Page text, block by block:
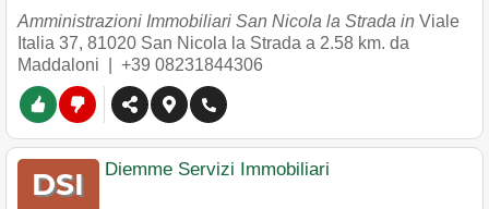
Amministrazioni Immobiliari San Nicola la Strada in Viale
Italia 37, 81020 San Nicola la Strada a 2.58 km. da
Maddaloni | +39 08231844306
Diemme Servizi Immobiliari